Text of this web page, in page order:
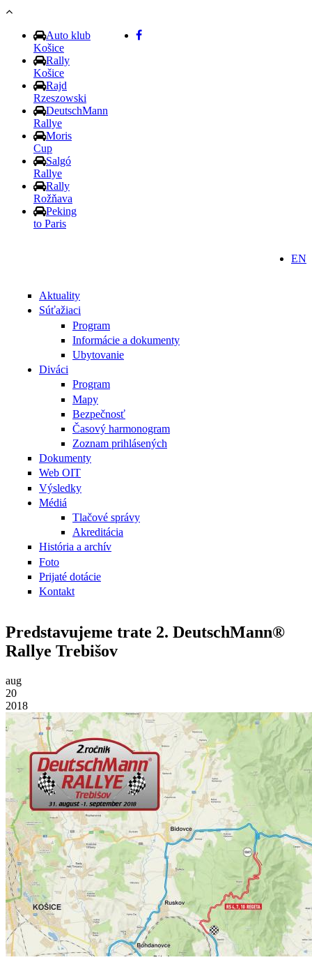
Skočiť na hlavný obsah
Auto klub
Košice
Rally
Košice
Rajd
Rzeszowski
DeutschMann
Rallye
Moris
Cup
Salgó
Rallye
Rally
Rožňava
Peking
to Paris
EN
Aktuality
Súťažiaci
Program
Informácie a dokumenty
Ubytovanie
Diváci
Program
Mapy
Bezpečnosť
Časový harmonogram
Zoznam prihlásených
Dokumenty
Web OIT
Výsledky
Médiá
Tlačové správy
Akreditácia
História a archív
Foto
Prijaté dotácie
Kontakt
Predstavujeme trate 2. DeutschMann®
Rallye Trebišov
aug
20
2018